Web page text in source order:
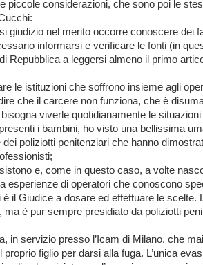
piccole considerazioni, che sono poi le
giudizio nel merito occorre conoscere dei
informarsi e verificare le fonti (in
Repubblica a leggersi almeno il primo
le istituzioni che soffrono insieme agli
che il carcere non funziona, che è
viverle quotidianamente le
i bambini, ho visto una bellissima
poliziotti penitenziari che hanno
e, come in questo caso, a volte
esperienze di operatori che conoscono
è il Giudice a dosare ed effettuare le scelte.
ma è pur sempre presidiato da poliziotti
in servizio presso l’Icam di Milano, che
figlio per darsi alla fuga. L’unica